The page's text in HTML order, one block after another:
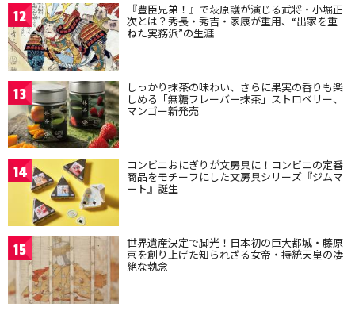
12 『豊臣兄弟！』で萩原護が演じる武将・小堀正
次とは？秀長・秀吉・家康が重用、“出家を重
ねた実務派”の生涯
13 しっかり抹茶の味わい、さらに果実の香りも楽
しめる「無糖フレーバー抹茶」ストロベリー、
マンゴー新発売
14 コンビニおにぎりが文房具に！コンビニの定番
商品をモチーフにした文房具シリーズ『ジムマ
ート』誕生
15 世界遺産決定で脚光！日本初の巨大都城・藤原
京を創り上げた知られざる女帝・持統天皇の凄
絶な執念